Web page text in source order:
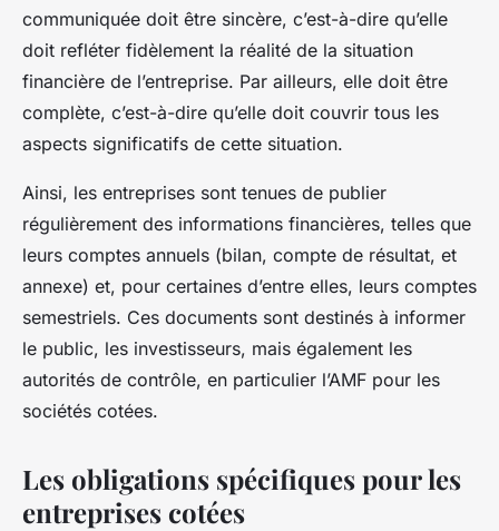
communiquée doit être sincère, c’est-à-dire qu’elle
doit refléter fidèlement la réalité de la situation
financière de l’entreprise. Par ailleurs, elle doit être
complète, c’est-à-dire qu’elle doit couvrir tous les
aspects significatifs de cette situation.
Ainsi, les entreprises sont tenues de publier
régulièrement des informations financières, telles que
leurs comptes annuels (bilan, compte de résultat, et
annexe) et, pour certaines d’entre elles, leurs comptes
semestriels. Ces documents sont destinés à informer
le public, les investisseurs, mais également les
autorités de contrôle, en particulier l’AMF pour les
sociétés cotées.
Les obligations spécifiques pour les
entreprises cotées